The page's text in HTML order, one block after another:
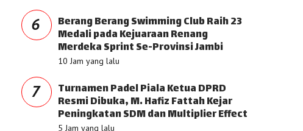
6 Berang Berang Swimming Club Raih 23
Medali pada Kejuaraan Renang
Merdeka Sprint Se-Provinsi Jambi
10 Jam yang lalu
7 Turnamen Padel Piala Ketua DPRD
Resmi Dibuka, M. Hafiz Fattah Kejar
Peningkatan SDM dan Multiplier Effect
5 Jam yang lalu